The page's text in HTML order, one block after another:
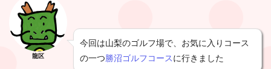
龍区
今回は山梨のゴルフ場で、お気に入りコース
の一つ勝沼ゴルフコースに行きました